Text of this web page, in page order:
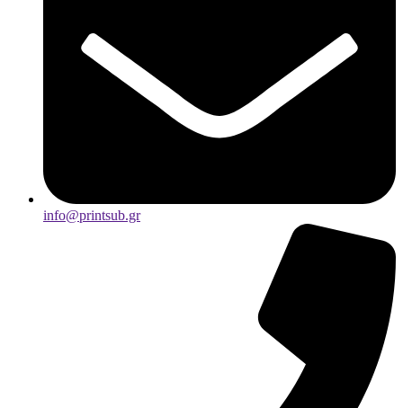
info@printsub.gr